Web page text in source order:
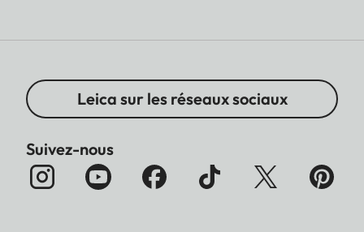
Leica sur les réseaux sociaux
Suivez-nous